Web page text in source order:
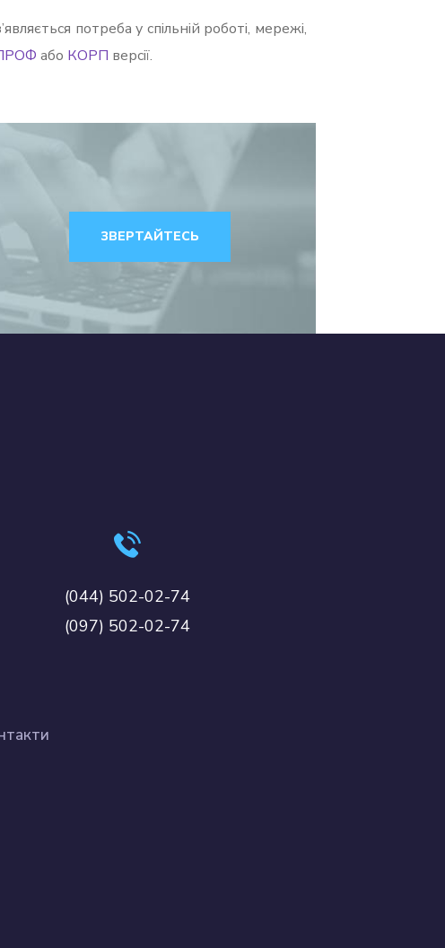
потреба у спільній роботі, мережі,
або КОРП версії.
ЗВЕРТАЙТЕСЬ
(044) 502-02-74
(097) 502-02-74